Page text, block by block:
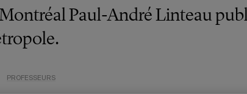
Paul-André Linteau
PROFESSEURS